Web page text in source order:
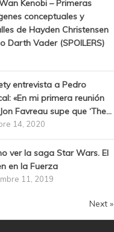
Kenobi – Primeras
conceptuales y
de Hayden Christensen
Darth Vader (SPOILERS)
entrevista a Pedro
«En mi primera reunión
Favreau supe que ‘The...
14, 2020
ver la saga Star Wars. El
en la Fuerza
11, 2019
Next »